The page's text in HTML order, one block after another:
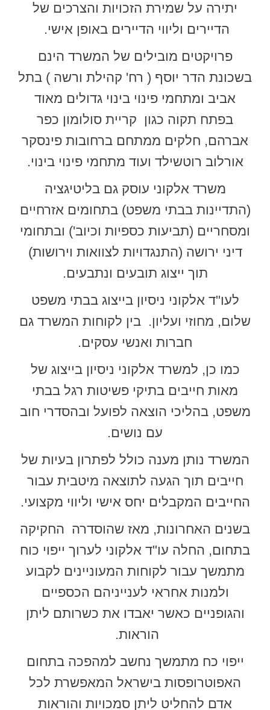
יתירה על שמירת הזכויות והצרכים של
הדיירים וליווי הדיירים באופן אישי.
פרויקטים מובילים של המשרד הינם
בשכונת הדר יוסף ( רח' קהילת ורשה ) בתל
אביב ומתחמי פינוי בינוי גדולים מאוד
בפתח תקוה כגון קריית סולומון כפר
אברהם, חלקים ממתחם ברחובות פינסקר
אורלוב רוטשילד ועוד מתחמי פינוי בינוי.
משרד אלקוני עוסק גם בליטיגציה
(התדיינות בבתי משפט) בתחומים אזרחיים
ומסחריים (תביעות כספיות וכיוב') ובתחומי
דיני ירושה (התנגדויות לצוואות וירושות)
תוך ייצוג תובעים ונתבעים.
לעו"ד אלקוני ניסיון בייצוג בבתי משפט
שלום, מחוזי ועליון. בין לקוחות המשרד גם
חברות ואנשי עסקים.
כמו כן, למשרד אלקוני ניסיון בייצוג של
מאות חייבים בתיקי פשיטות רגל בבתי
משפט, בהליכי הוצאה לפועל ובהסדרי חוב
עם נושים.
המשרד נותן מענה כולל לפתרון בעיות של
חייבים תוך הגעה לתוצאה מיטבית עבור
החייבים המקבלים יחס אישי וליווי מקצועי.
בשנים האחרונות, מאז שהוסדרה החקיקה
בתחום, החלה עו"ד אלקוני לערוך ייפוי כוח
מתמשך עבור לקוחות המעוניינים לקבוע
ולמנות אחראי לענייניהם הכספיים
והגופניים כאשר יאבדו את כשרותם ליתן
הוראות.
ייפוי כח מתמשך נחשב למהפכה בתחום
האפוטרופסות בישראל המאפשרת לכל
אדם להחליט ליתן סמכויות והוראות